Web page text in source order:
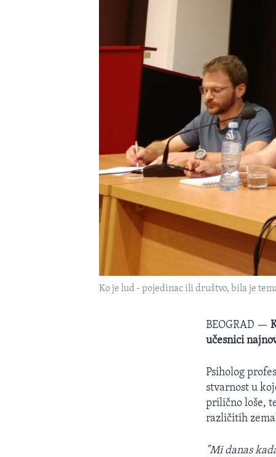
Ko je lud - pojedinac ili društvo, bila je
BEOGRAD —
učesnici
Psiholog
stvarnost u
prilično loše,
različitih
"Mi danas